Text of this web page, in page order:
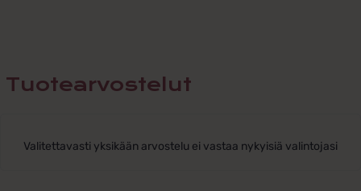
Tuotearvostelut
Valitettavasti yksikään arvostelu ei vastaa nykyisiä valintojasi